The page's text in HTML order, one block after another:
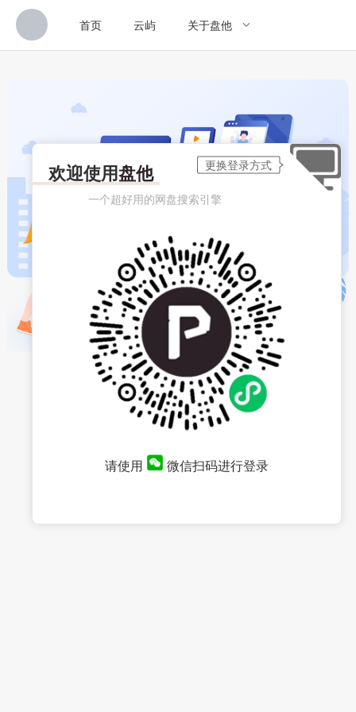
首页 云屿 关于盘他
欢迎使用盘他
一个超好用的网盘搜索引擎
请使用 微信扫码进行登录